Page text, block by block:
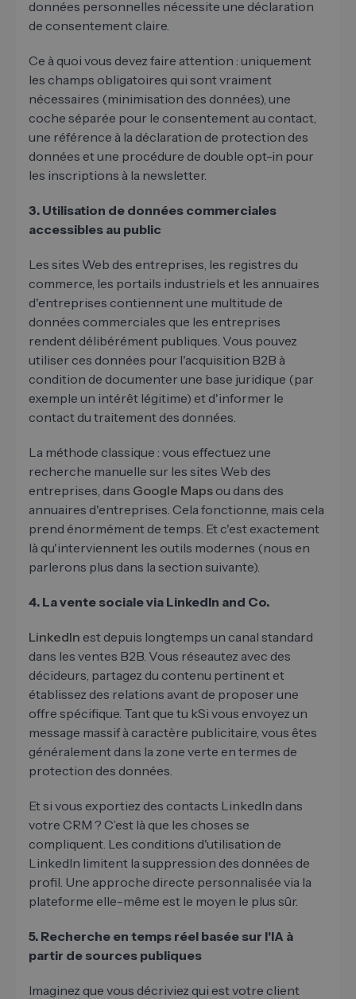
données personnelles nécessite une déclaration
de consentement claire.
Ce à quoi vous devez faire attention : uniquement
les champs obligatoires qui sont vraiment
nécessaires (minimisation des données), une
coche séparée pour le consentement au contact,
une référence à la déclaration de protection des
données et une procédure de double opt-in pour
les inscriptions à la newsletter.
3. Utilisation de données commerciales
accessibles au public
Les sites Web des entreprises, les registres du
commerce, les portails industriels et les annuaires
d'entreprises contiennent une multitude de
données commerciales que les entreprises
rendent délibérément publiques. Vous pouvez
utiliser ces données pour l'acquisition B2B à
condition de documenter une base juridique (par
exemple un intérêt légitime) et d'informer le
contact du traitement des données.
La méthode classique : vous effectuez une
recherche manuelle sur les sites Web des
entreprises, dans Google Maps ou dans des
annuaires d'entreprises. Cela fonctionne, mais cela
prend énormément de temps. Et c'est exactement
là qu'interviennent les outils modernes (nous en
parlerons plus dans la section suivante).
4. La vente sociale via LinkedIn and Co.
LinkedIn est depuis longtemps un canal standard
dans les ventes B2B. Vous réseautez avec des
décideurs, partagez du contenu pertinent et
établissez des relations avant de proposer une
offre spécifique. Tant que tu kSi vous envoyez un
message massif à caractère publicitaire, vous êtes
généralement dans la zone verte en termes de
protection des données.
Et si vous exportiez des contacts LinkedIn dans
votre CRM ? C’est là que les choses se
compliquent. Les conditions d'utilisation de
LinkedIn limitent la suppression des données de
profil. Une approche directe personnalisée via la
plateforme elle-même est le moyen le plus sûr.
5. Recherche en temps réel basée sur l'IA à
partir de sources publiques
Imaginez que vous décriviez qui est votre client